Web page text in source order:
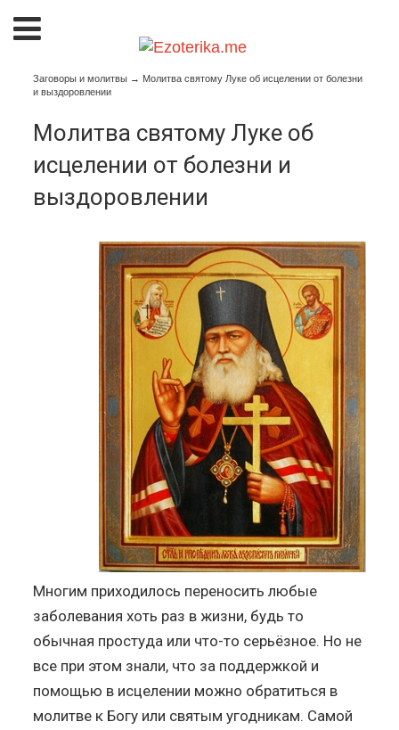
Заговоры и молитвы → Молитва святому Луке об исцелении от болезни
и выздоровлении
Молитва святому Луке об
исцелении от болезни и
выздоровлении
Многим приходилось переносить любые
заболевания хоть раз в жизни, будь то
обычная простуда или что-то серьёзное. Но не
все при этом знали, что за поддержкой и
помощью в исцелении можно обратиться в
молитве к Богу или святым угодникам. Самой